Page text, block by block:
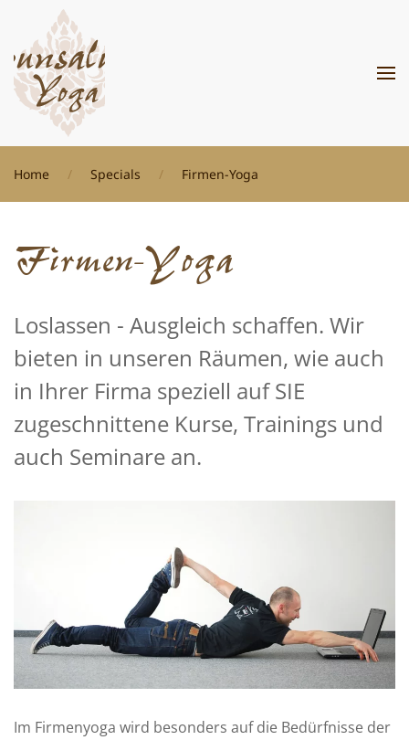
Zum Hauptinhalt springen
Home Specials Firmen-Yoga
Firmen-Yoga
Loslassen - Ausgleich schaffen. Wir
bieten in unseren Räumen, wie auch
in Ihrer Firma speziell auf SIE
zugeschnittene Kurse, Trainings und
auch Seminare an.
Im Firmenyoga wird besonders auf die Bedürfnisse der